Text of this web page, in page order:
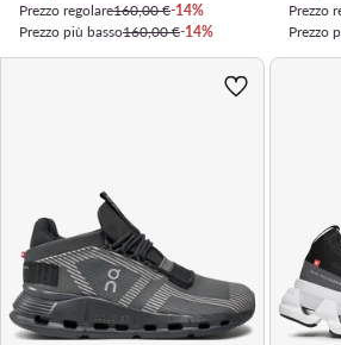
Prezzo regolare160,00 €-14%
Prezzo più basso160,00 €-14%
Prezzo
Prezzo